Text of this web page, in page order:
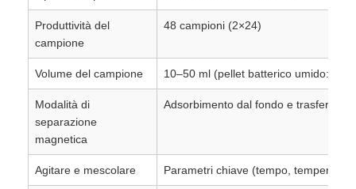
Produttività del
campione
48 campioni (2×24)
Volume del campione 10–50 ml (pellet batterico umido:
Modalità di
separazione
magnetica
Adsorbimento dal fondo e
Agitare e mescolare Parametri chiave (tempo,